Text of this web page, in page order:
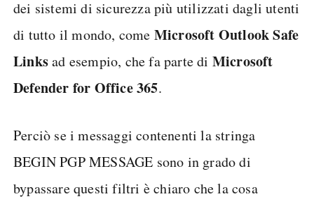
dei sistemi di sicurezza più utilizzati dagli utenti
di tutto il mondo, come Microsoft Outlook Safe
Linksad esempio, che fa parte di Microsoft
Defender for Office365.
Perciò se i messaggi contenenti la stringa
BEGIN PGP MESSAGE sono in grado di
bypassare questi filtri è chiaro che la cosa